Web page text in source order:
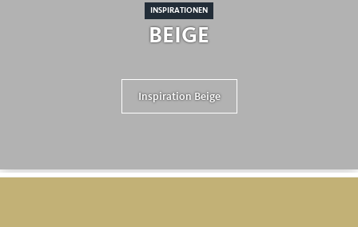
INSPIRATIONEN
BEIGE
Inspiration Beige